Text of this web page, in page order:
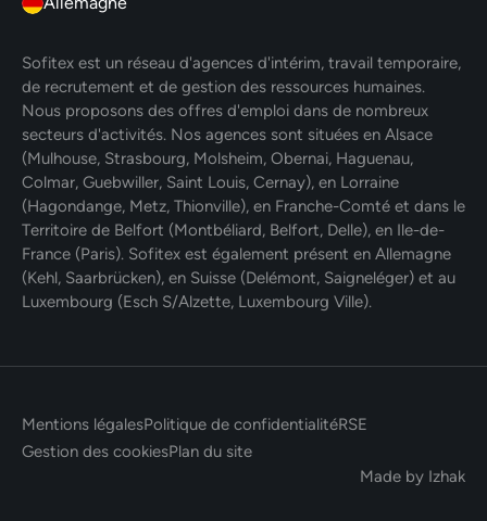
Sofitex est un réseau d'agences d'intérim, travail temporaire,
de recrutement et de gestion des ressources humaines.
Nous proposons des offres d'emploi dans de nombreux
secteurs d'activités. Nos agences sont situées en Alsace
(Mulhouse, Strasbourg, Molsheim, Obernai, Haguenau,
Colmar, Guebwiller, Saint Louis, Cernay), en Lorraine
(Hagondange, Metz, Thionville), en Franche-Comté et dans le
Territoire de Belfort (Montbéliard, Belfort, Delle), en Ile-de-
France (Paris). Sofitex est également présent en Allemagne
(Kehl, Saarbrücken), en Suisse (Delémont, Saigneléger) et au
Luxembourg (Esch S/Alzette, Luxembourg Ville).
Mentions légalesPolitique de confidentialitéRSE
Gestion des cookiesPlan du site
Made by Izhak